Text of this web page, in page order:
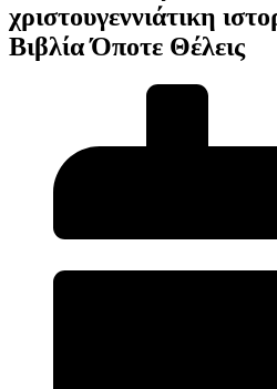
χριστουγεννιάτικη
Βιβλία Όποτε Θέλεις